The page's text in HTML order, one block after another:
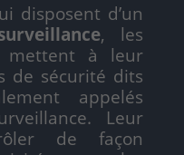
disposent d’un
, les
mettent à leur
de sécurité dits
appelés
Leur
de façon